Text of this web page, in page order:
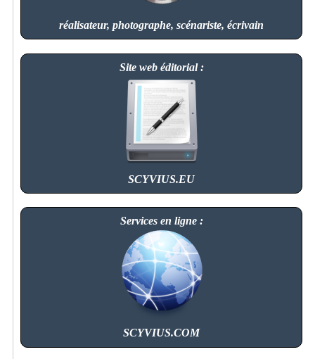
réalisateur, photographe, scénariste, écrivain
Site web éditorial :
SCYVIUS.EU
Services en ligne :
SCYVIUS.COM